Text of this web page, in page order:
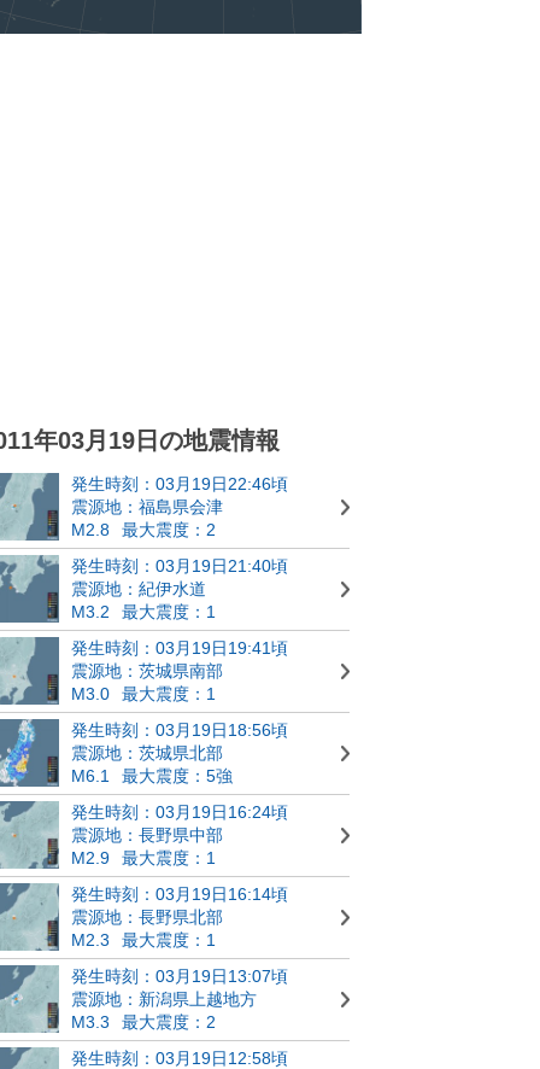
年03月19日の地震情報
発生時刻：03月19日22:46頃
震源地：福島県会津
M2.8
最大震度：2
発生時刻：03月19日21:40頃
震源地：紀伊水道
M3.2
最大震度：1
発生時刻：03月19日19:41頃
震源地：茨城県南部
M3.0
最大震度：1
発生時刻：03月19日18:56頃
震源地：茨城県北部
M6.1
最大震度：5強
発生時刻：03月19日16:24頃
震源地：長野県中部
M2.9
最大震度：1
発生時刻：03月19日16:14頃
震源地：長野県北部
M2.3
最大震度：1
発生時刻：03月19日13:07頃
震源地：新潟県上越地方
M3.3
最大震度：2
発生時刻：03月19日12:58頃